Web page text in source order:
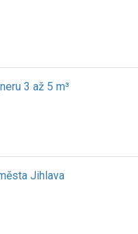
3 až 5 m³
Jihlava